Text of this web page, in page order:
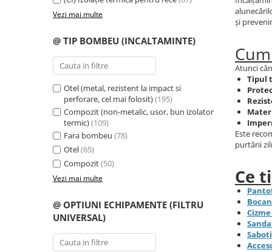
Saboți și papuci
Saboți de lucru O1
Saboți de protecție OB
Saboți de protecție SB
Sandale de protecție OB
Sandale de lucru O1
Sandale de protecție SB
Sandale de protecție S1
Sandale de protecție S1P
PROTECȚIA MÂINILOR
Protecție mecanică
Vezi mai multe
@ TIP BOMBEU (INCALTAMINTE)
Otel (metal, rezistent la impact si
perforare, cel mai folosit)(195)
Compozit (non-metalic, usor, bun izolator
termic)(109)
Fara bombeu (78)
Otel(65)
Compozit(50)
Vezi mai multe
@ OPTIUNI ECHIPAMENTE (FILTRU
UNIVERSAL)
și
Atunci
Tipul
Este
purtării
Ce